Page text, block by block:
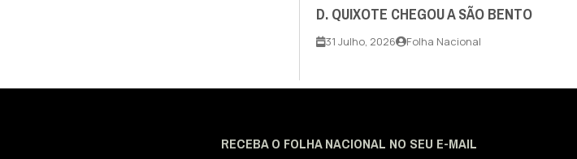
D. QUIXOTE CHEGOU A SÃO BENTO
31 Julho, 2026 Folha Nacional
RECEBA O FOLHA NACIONAL NO SEU E-MAIL